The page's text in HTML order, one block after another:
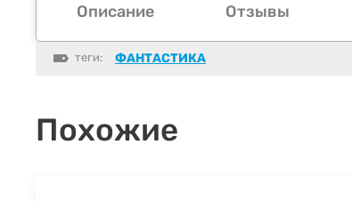
Описание Отзывы
теги: ФАНТАСТИКА
Похожие